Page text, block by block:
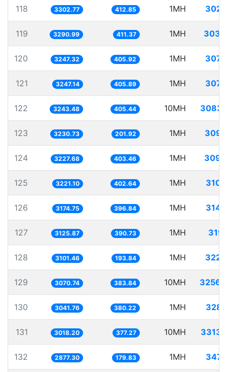
118 3302.77 412.85 1MH
119 3290.99 411.37 1MH
120 3247.32 405.92 1MH
121 3247.14 405.89 1MH
122 3243.48 405.44 10MH
123 3230.73 201.92 1MH
124 3227.68 403.46 1MH
125 3221.10 402.64 1MH
126 3174.75 396.84 1MH
127 3125.87 390.73 1MH
128 3101.46 193.84 1MH
129 3070.74 383.84 10MH
130 3041.76 380.22 1MH
131 3018.20 377.27 10MH
132 2877.30 179.83 1MH